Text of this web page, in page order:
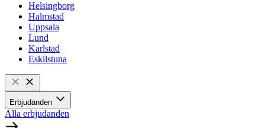
Helsingborg
Halmstad
Uppsala
Lund
Karlstad
Eskilstuna
Erbjudanden
Alla erbjudanden